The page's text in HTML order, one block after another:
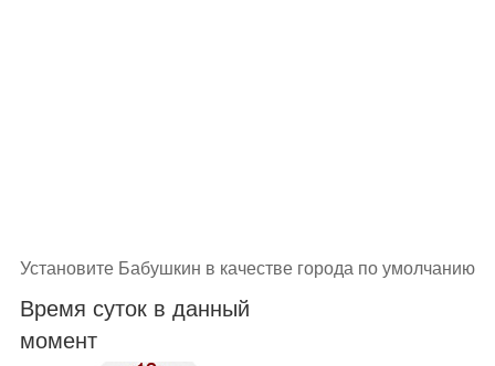
Установите Бабушкин в качестве города по умолчанию
Время суток в данный
момент